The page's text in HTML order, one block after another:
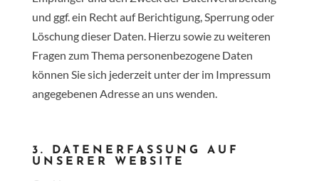
und ggf. ein Recht auf Berichtigung, Sperrung oder
Löschung dieser Daten. Hierzu sowie zu weiteren
Fragen zum Thema personenbezogene Daten
können Sie sich jederzeit unter der im Impressum
angegebenen Adresse an uns wenden.
3. DATENERFASSUNG AUF
UNSERER WEBSITE